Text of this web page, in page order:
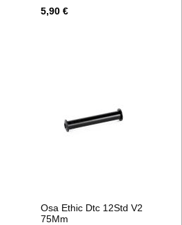
5,90 €
Osa Ethic Dtc 12Std V2
75Mm